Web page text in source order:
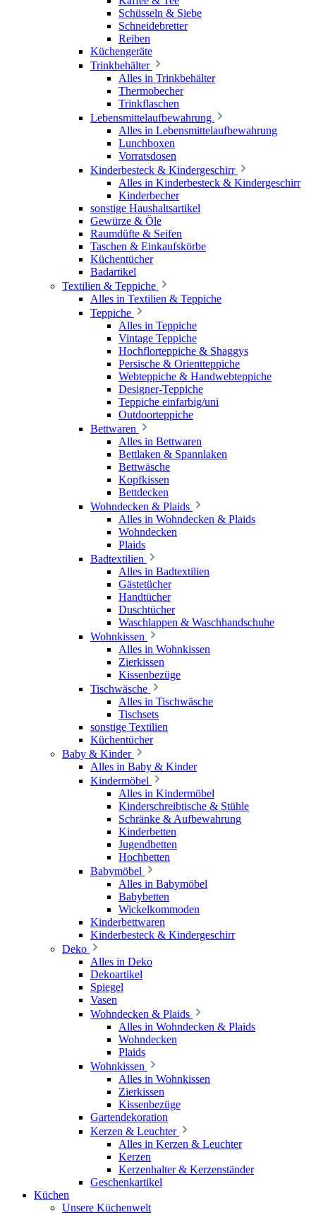
Schüsseln & Siebe
Schneidebretter
Reiben
Küchengeräte
Trinkbehälter
Alles in Trinkbehälter
Thermobecher
Trinkflaschen
Lebensmittelaufbewahrung
Alles in Lebensmittelaufbewahrung
Lunchboxen
Vorratsdosen
Kinderbesteck & Kindergeschirr
Alles in Kinderbesteck & Kindergeschirr
Kinderbecher
sonstige Haushaltsartikel
Gewürze & Öle
Raumdüfte & Seifen
Taschen & Einkaufskörbe
Küchentücher
Badartikel
Textilien & Teppiche
Alles in Textilien & Teppiche
Teppiche
Alles in Teppiche
Vintage Teppiche
Hochflorteppiche & Shaggys
Persische & Orientteppiche
Webteppiche & Handwebteppiche
Designer-Teppiche
Teppiche einfarbig/uni
Outdoorteppiche
Bettwaren
Alles in Bettwaren
Bettlaken & Spannlaken
Bettwäsche
Kopfkissen
Bettdecken
Wohndecken & Plaids
Alles in Wohndecken & Plaids
Wohndecken
Plaids
Badtextilien
Alles in Badtextilien
Gästetücher
Handtücher
Duschtücher
Waschlappen & Waschhandschuhe
Wohnkissen
Alles in Wohnkissen
Zierkissen
Kissenbezüge
Tischwäsche
Alles in Tischwäsche
Tischsets
sonstige Textilien
Küchentücher
Baby & Kinder
Alles in Baby & Kinder
Kindermöbel
Alles in Kindermöbel
Kinderschreibtische & Stühle
Schränke & Aufbewahrung
Kinderbetten
Jugendbetten
Hochbetten
Babymöbel
Alles in Babymöbel
Babybetten
Wickelkommoden
Kinderbettwaren
Kinderbesteck & Kindergeschirr
Deko
Alles in Deko
Dekoartikel
Spiegel
Vasen
Wohndecken & Plaids
Alles in Wohndecken & Plaids
Wohndecken
Plaids
Wohnkissen
Alles in Wohnkissen
Zierkissen
Kissenbezüge
Gartendekoration
Kerzen & Leuchter
Alles in Kerzen & Leuchter
Kerzen
Kerzenhalter & Kerzenständer
Geschenkartikel
Küchen
Unsere Küchenwelt